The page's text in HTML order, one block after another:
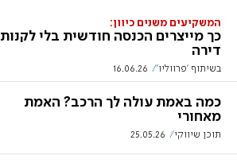
המשקיעים משנים כיוון:
כך מייצרים הכנסה חודשית בלי לקנות
דירה
בשיתוף 'פרווליו' 16.06.26
כמה באמת עולה לך הרכב? האמת
מאחורי
תוכן שיווקי 25.05.26